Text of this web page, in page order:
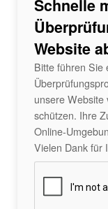
Schnelle
Website
Bitte führen Sie
unsere Website
schützen. Ihre
Online-
Vielen Dank für